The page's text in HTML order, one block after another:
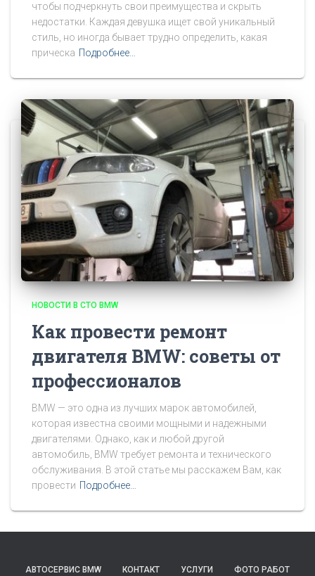
чтобы подчеркнуть свои преимущества и скрыть
недостатки. Каждая девушка ищет свой уникальный
стиль, но иногда бывает трудно определить, какая
прическа Подробнее…
НОВОСТИ В СТО BMW
Как провести ремонт
двигателя BMW: советы от
профессионалов
BMW — это одна из лучших марок автомобилей,
которая известна своими мощными и надежными
двигателями. Однако, как и любой другой
автомобиль, BMW требует ремонта и технического
обслуживания. В этой статье мы расскажем Вам, как
провести Подробнее…
АВТОСЕРВИС BMW КОНТАКТ УСЛУГИ ФОТО РАБОТ